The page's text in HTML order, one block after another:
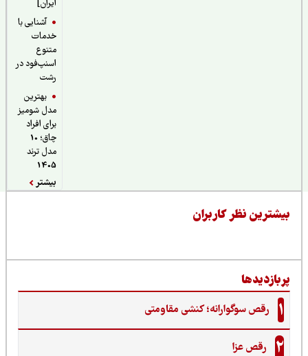
آشنایی با
خدمات
اسنپ‌فود در
بهترین
مدل شومیز
برای افراد
چاق؛ 10
مدل ترند
نظر کاربران
رقص سوگوارانه؛ کنشی مقاومتی
رقص عزا